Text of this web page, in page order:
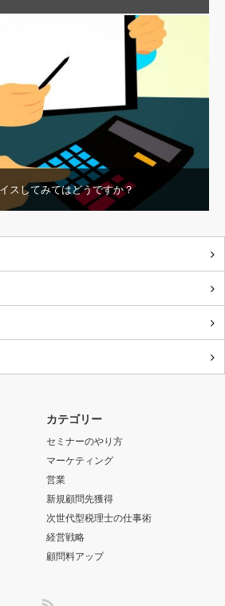
スしてみてはどうですか？
カテゴリー
セミナーのやり方
マーケティング
営業
新規顧問先獲得
次世代型税理士の仕事術
経営戦略
顧問料アップ